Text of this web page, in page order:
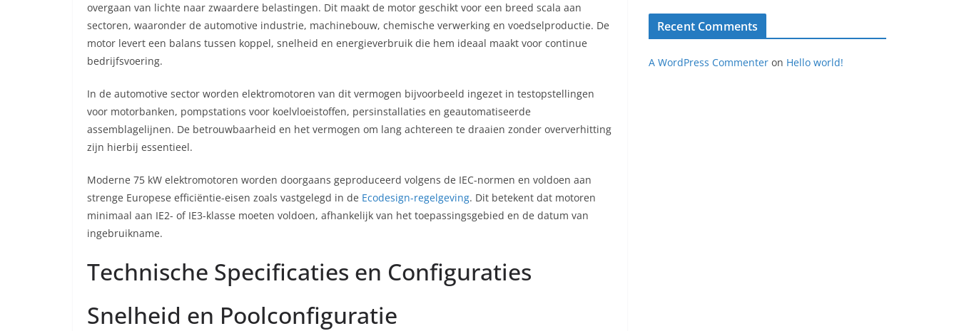
overgaan van lichte naar zwaardere belastingen. Dit maakt de motor geschikt voor een breed scala aan
sectoren, waaronder de automotive industrie, machinebouw, chemische verwerking en voedselproductie. De
motor levert een balans tussen koppel, snelheid en energieverbruik die hem ideaal maakt voor continue
bedrijfsvoering.
In de automotive sector worden elektromotoren van dit vermogen bijvoorbeeld ingezet in testopstellingen
voor motorbanken, pompstations voor koelvloeistoffen, persinstallaties en geautomatiseerde
assemblagelijnen. De betrouwbaarheid en het vermogen om lang achtereen te draaien zonder oververhitting
zijn hierbij essentieel.
Moderne 75 kW elektromotoren worden doorgaans geproduceerd volgens de IEC-normen en voldoen aan
strenge Europese efficiëntie-eisen zoals vastgelegd in de Ecodesign-regelgeving. Dit betekent dat motoren
minimaal aan IE2- of IE3-klasse moeten voldoen, afhankelijk van het toepassingsgebied en de datum van
ingebruikname.
Technische Specificaties en Configuraties
Snelheid en Poolconfiguratie
Recent Comments
A WordPress Commenter on Hello world!